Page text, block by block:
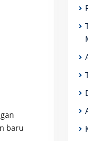
baru